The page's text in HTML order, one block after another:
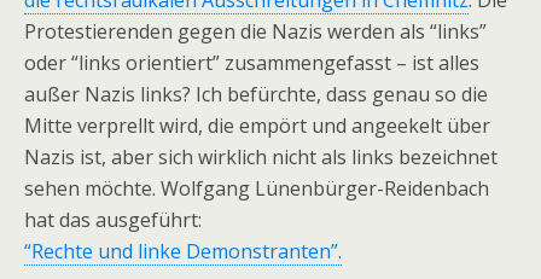
Protestierenden gegen die Nazis werden als “links”
oder “links orientiert” zusammengefasst – ist alles
außer Nazis links? Ich befürchte, dass genau so die
Mitte verprellt wird, die empört und angeekelt über
Nazis ist, aber sich wirklich nicht als links bezeichnet
sehen möchte. Wolfgang Lünenbürger-Reidenbach
hat das ausgeführt:
“Rechte und linke Demonstranten”.